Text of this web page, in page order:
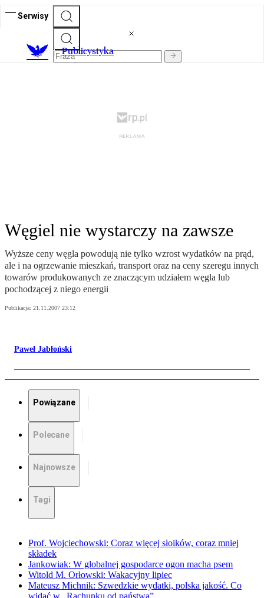
Serwisy
Publicystyka
Węgiel nie wystarczy na zawsze
Wyższe ceny węgla powodują nie tylko wzrost wydatków na prąd,
ale i na ogrzewanie mieszkań, transport oraz na ceny szeregu innych
towarów produkowanych ze znaczącym udziałem węgla lub
pochodzącej z niego energii
Publikacja: 21.11.2007 23:12
Paweł Jabłoński
Powiązane
Polecane
Najnowsze
Tagi
Prof. Wojciechowski: Coraz więcej słoików, coraz mniej
składek
Jankowiak: W globalnej gospodarce ogon macha psem
Witold M. Orłowski: Wakacyjny lipiec
Mateusz Michnik: Szwedzkie wydatki, polska jakość. Co
widać w „Rachunku od państwa”